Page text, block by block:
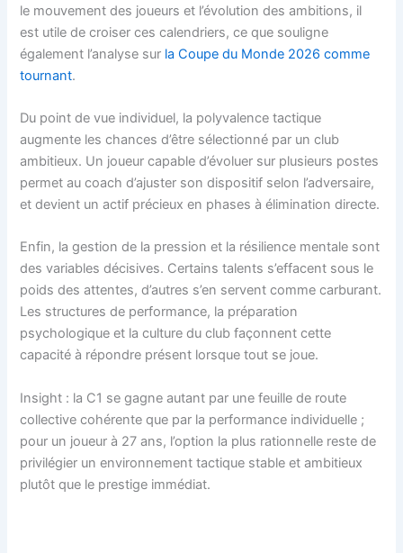
le mouvement des joueurs et l’évolution des ambitions, il
est utile de croiser ces calendriers, ce que souligne
également l’analyse sur la Coupe du Monde 2026 comme
tournant.
Du point de vue individuel, la polyvalence tactique
augmente les chances d’être sélectionné par un club
ambitieux. Un joueur capable d’évoluer sur plusieurs postes
permet au coach d’ajuster son dispositif selon l’adversaire,
et devient un actif précieux en phases à élimination directe.
Enfin, la gestion de la pression et la résilience mentale sont
des variables décisives. Certains talents s’effacent sous le
poids des attentes, d’autres s’en servent comme carburant.
Les structures de performance, la préparation
psychologique et la culture du club façonnent cette
capacité à répondre présent lorsque tout se joue.
Insight : la C1 se gagne autant par une feuille de route
collective cohérente que par la performance individuelle ;
pour un joueur à 27 ans, l’option la plus rationnelle reste de
privilégier un environnement tactique stable et ambitieux
plutôt que le prestige immédiat.